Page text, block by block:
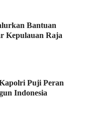
Bantuan
Kepulauan Raja
Puji Peran
Indonesia